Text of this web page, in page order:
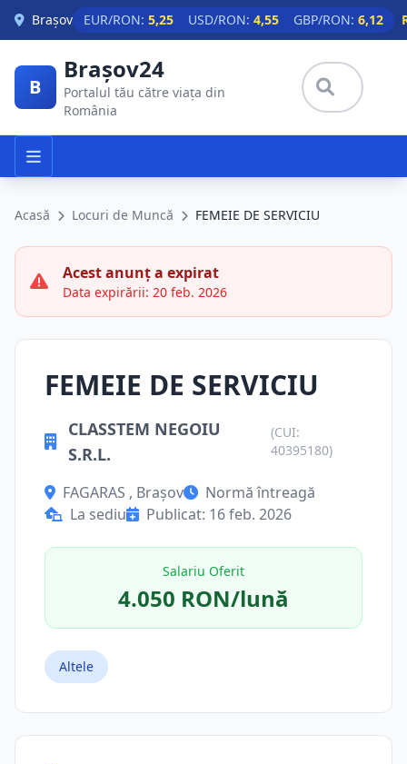
Skip to main content
Brașov EUR/RON: 5,25 USD/RON: 4,55 GBP/RON: 6,12
B
Brașov24
Portalul tău către viața din
România
Acasă Locuri de Muncă FEMEIE DE SERVICIU
Acest anunț a expirat
Data expirării: 20 feb. 2026
FEMEIE DE SERVICIU
CLASSTEM NEGOIU
S.R.L.
(CUI:
40395180)
FAGARAS , Brașov
Normă întreagă
La sediu
Publicat: 16 feb. 2026
Salariu Oferit
4.050 RON/lună
Altele